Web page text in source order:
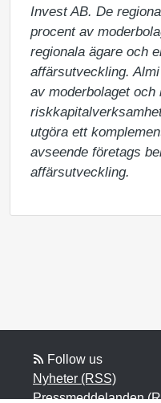
Invest AB. De
procent av
regionala ägare och
affärsutveckling.
av moderbolaget och
utgöra ett
avseende företags
affärsutveckling.
Follow us
Nyheter (RSS)
Pressmeddelanden